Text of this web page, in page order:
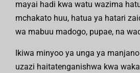
mayai hadi kwa watu wazima
mchakato huu, hatua ya hatari
wa mabuu madogo, pupae, na
Ikiwa minyoo ya unga ya
uzazi haitatenganishwa kwa